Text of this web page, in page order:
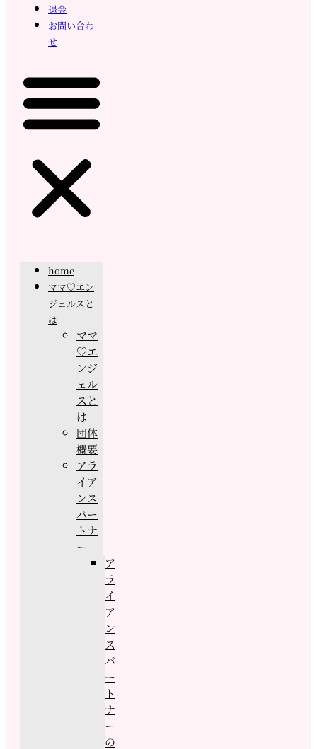
退会
お問い合わ
せ
home
ママ♡エン
ジェルスと
は
ママ
♡エ
ンジ
ェル
スと
は
団体
概要
アラ
イア
ンス
パー
トナ
ー
ア
ラ
イ
ア
ン
ス
パ
ー
ト
ナ
ー
の